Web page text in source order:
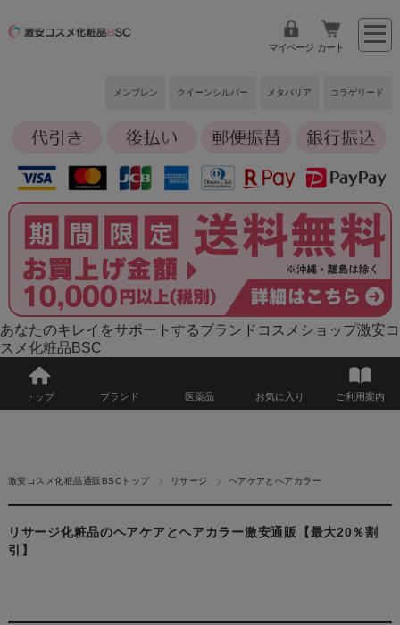
メンブレン クイーンシルバー メタバリア コラゲリード
マイページ カート
あなたのキレイをサポートするブランドコスメショップ激安コ
スメ化粧品BSC
トップ ブランド 医薬品 お気に入り ご利用案内
激安コスメ化粧品通販BSCトップ リサージ ヘアケアとヘアカラー
リサージ化粧品のヘアケアとヘアカラー激安通販【最大20％割
引】